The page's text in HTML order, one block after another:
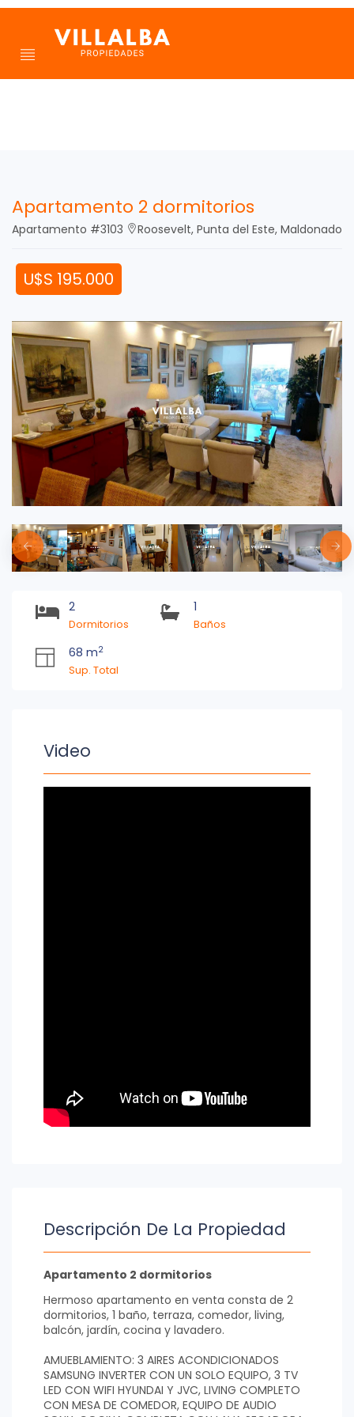
Apartamento 2 dormitorios
Apartamento #3103 Roosevelt, Punta del Este, Maldonado
U$S 195.000
2
Dormitorios
1
Baños
68 m2
Sup. Total
Video
Descripción De La Propiedad
Apartamento 2 dormitorios
Hermoso apartamento en venta consta de 2
dormitorios, 1 baño, terraza, comedor, living,
balcón, jardín, cocina y lavadero.
AMUEBLAMIENTO: 3 AIRES ACONDICIONADOS
SAMSUNG INVERTER CON UN SOLO EQUIPO, 3 TV
LED CON WIFI HYUNDAI Y JVC, LIVING COMPLETO
CON MESA DE COMEDOR, EQUIPO DE AUDIO